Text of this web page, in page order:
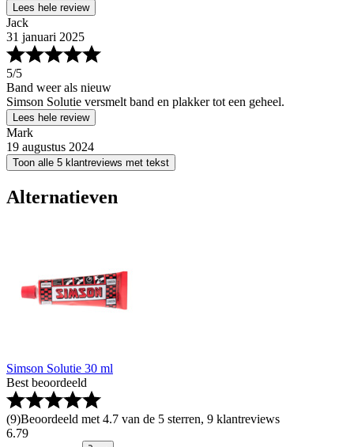
Lees hele review
Jack
31 januari 2025
5/5
Band weer als nieuw
Simson Solutie versmelt band en plakker tot een geheel.
Lees hele review
Mark
19 augustus 2024
Toon alle 5 klantreviews met tekst
Alternatieven
Simson Solutie 30 ml
Best beoordeeld
(9)Beoordeeld met 4.7 van de 5 sterren, 9 klantreviews
6.79